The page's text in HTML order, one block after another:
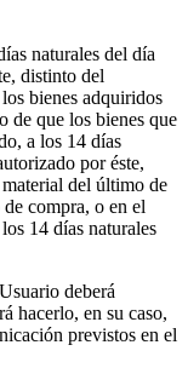
naturales del día
distinto del
bienes adquiridos
de que los bienes que
a los 14 días
por éste,
del último de
compra, o en el
14 días naturales
deberá
hacerlo, en su caso,
previstos en el